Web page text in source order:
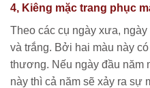
4, Kiêng mặc trang phục
Theo các cụ ngày xưa,
và trắng. Bởi hai màu này
thương. Nếu ngày đầu năm
này thì cả năm sẽ xảy ra sự